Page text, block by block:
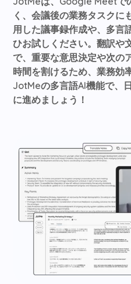
く、会議後の業務タスクに
用した議事録作成や、多言
ひお試しください。翻訳や
で、重要な意思決定や次の
時間を割けるため、業務効
JotMeの多言語AI機能で、
に進めましょう！